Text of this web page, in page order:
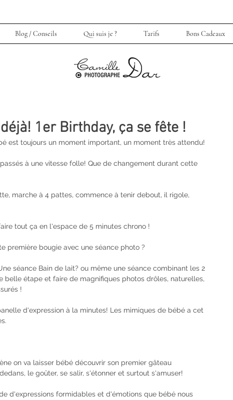
Blog / Conseils Qui suis je ? Tarifs Bons Cadeaux
1er Birthday, ça se fête !
bébé est toujours un moment important, un moment très attendu!
à une vitesse folle! Que de changement durant cette
tout ça en l'espace de 5 minutes chrono !
première bougie avec une séance photo ?
étape et faire de magnifiques photos drôles, naturelles,
!
d'expression à la minutes! Les mimiques de bébé a cet
le goûter, se salir, s'étonner et surtout s'amuser!